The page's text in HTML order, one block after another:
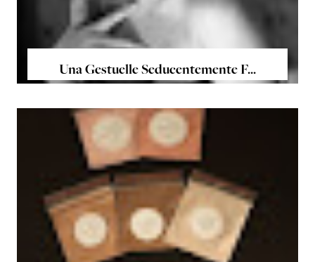
Una Gestuelle Seducentemente F...